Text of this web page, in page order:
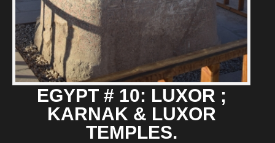
EGYPT # 10: LUXOR ;
KARNAK & LUXOR
TEMPLES.